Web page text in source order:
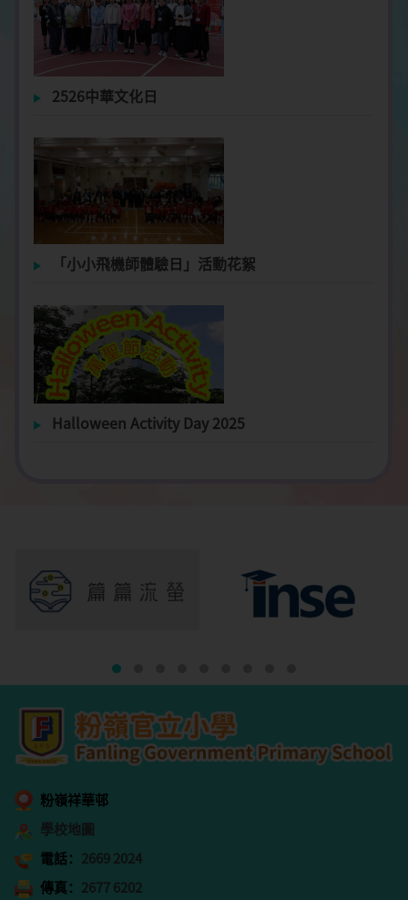
2526中華文化日
「小小飛機師體驗日」活動花絮
Halloween Activity Day 2025
粉嶺祥華邨
學校地圖
電話： 2669 2024
傳真： 2677 6202